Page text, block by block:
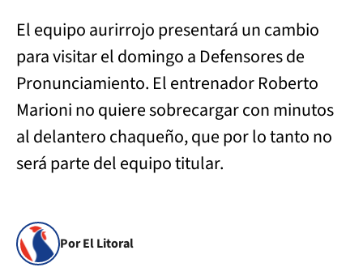
El equipo aurirrojo presentará un cambio
para visitar el domingo a Defensores de
Pronunciamiento. El entrenador Roberto
Marioni no quiere sobrecargar con minutos
al delantero chaqueño, que por lo tanto no
será parte del equipo titular.
Por El Litoral